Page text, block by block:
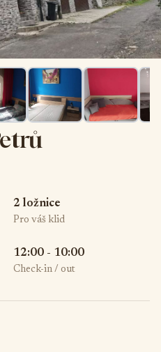
2 ložnice
Pro váš klid
12:00 - 10:00
Check-in / out